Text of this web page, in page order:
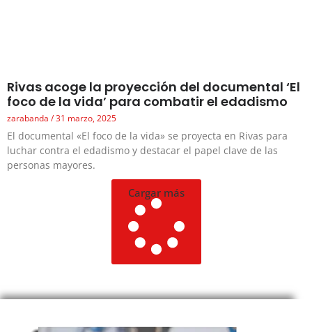
Rivas acoge la proyección del documental ‘El
foco de la vida’ para combatir el edadismo
zarabanda 31 marzo, 2025
El documental «El foco de la vida» se proyecta en Rivas para
luchar contra el edadismo y destacar el papel clave de las
personas mayores.
Cargar más